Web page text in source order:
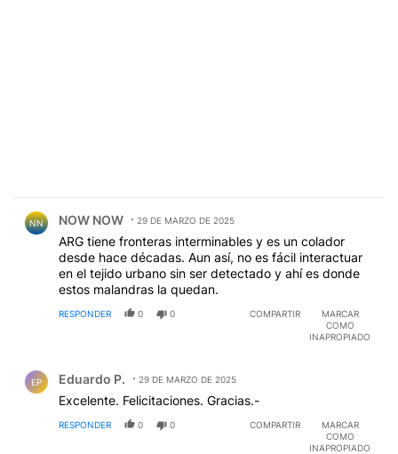
NN NOW NOW 29 DE MARZO DE 2025
ARG tiene fronteras interminables y es un colador
desde hace décadas. Aun así, no es fácil interactuar
en el tejido urbano sin ser detectado y ahí es donde
estos malandras la quedan.
RESPONDER 0 0 COMPARTIR
MARCAR
COMO
INAPROPIADO
EP Eduardo P. 29 DE MARZO DE 2025
Excelente. Felicitaciones. Gracias.-
RESPONDER 0 0 COMPARTIR
MARCAR
COMO
INAPROPIADO